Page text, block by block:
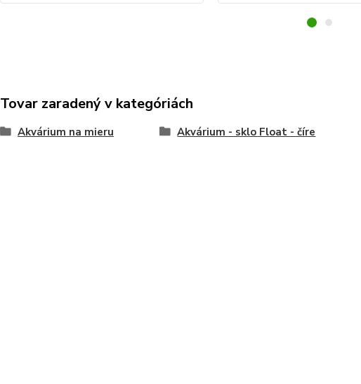
Tovar zaradený v kategóriách
Akvárium na mieru Akvárium - sklo Float - číre